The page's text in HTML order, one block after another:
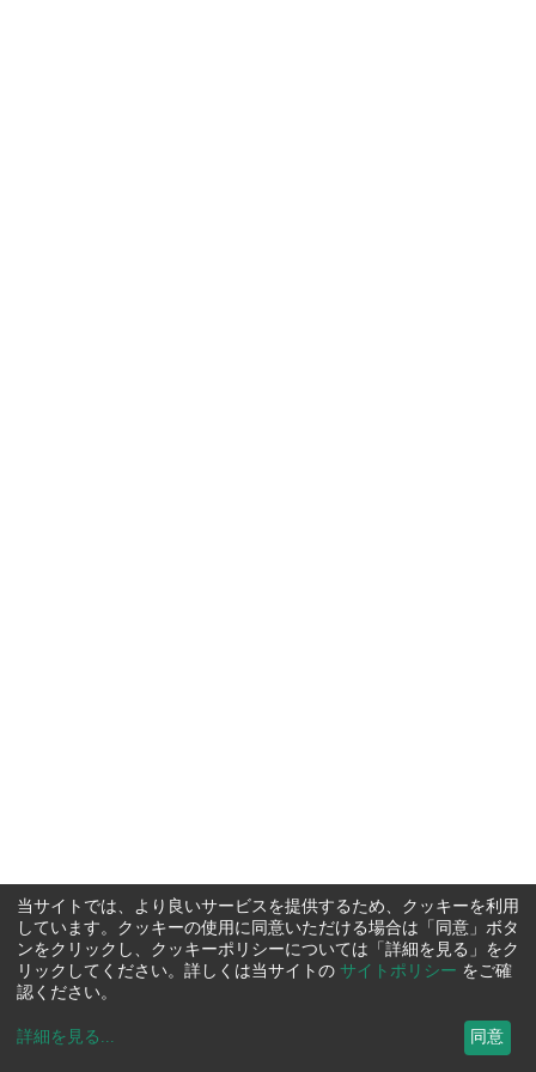
当サイトでは、より良いサービスを提供するため、クッキーを利用
しています。クッキーの使用に同意いただける場合は「同意」ボタ
ンをクリックし、クッキーポリシーについては「詳細を見る」をク
リックしてください。詳しくは当サイトの サイトポリシー をご確
認ください。
詳細を見る ... 同意